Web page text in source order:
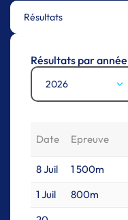
Résultats
Résultats par année
2026
Date Epreuve
8 Juil 1 500m
1 Juil
800m